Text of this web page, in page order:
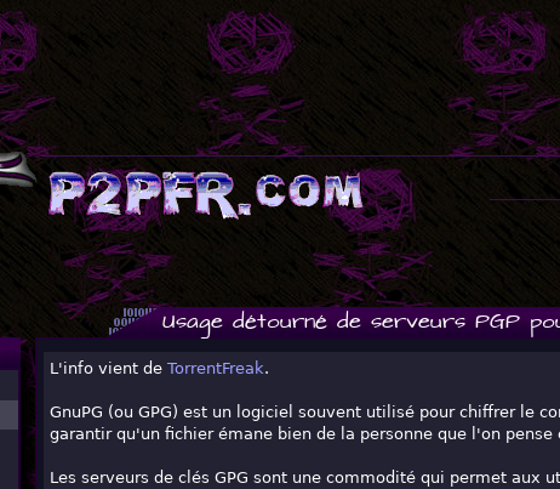
Usage détourné de serveurs PGP
L'info vient de TorrentFreak.
GnuPG (ou GPG) est un logiciel souvent utilisé pour chiffrer le
garantir qu'un fichier émane bien de la personne que l'on pense
Les serveurs de clés GPG sont une commodité qui permet